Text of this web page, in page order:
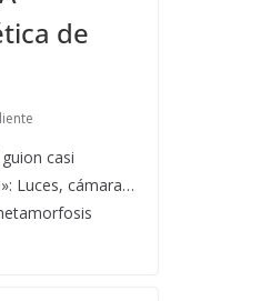
de
casi
Luces, cámara…